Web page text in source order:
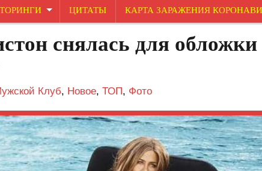
ЦИТАТЫ КАРТА ЗАРАЖЕНИЯ
снялась для обложки
Клуб, Новое, ТОП, Фото